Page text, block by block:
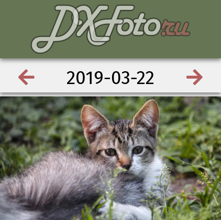
2019-03-22